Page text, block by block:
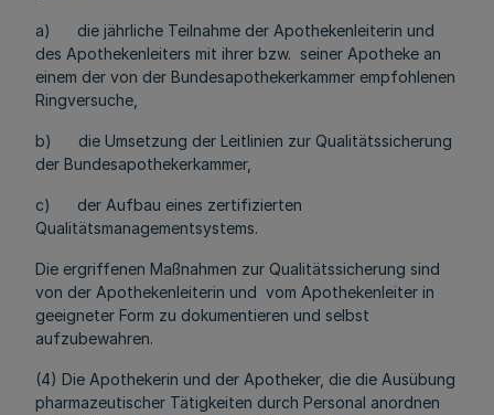
a) die jährliche Teilnahme der Apothekenleiterin und
des Apothekenleiters mit ihrer bzw. seiner Apotheke an
einem der von der Bundesapothekerkammer empfohlenen
Ringversuche,
b) die Umsetzung der Leitlinien zur Qualitätssicherung
der Bundesapothekerkammer,
c) der Aufbau eines zertifizierten
Qualitätsmanagementsystems.
Die ergriffenen Maßnahmen zur Qualitätssicherung sind
von der Apothekenleiterin und vom Apothekenleiter in
geeigneter Form zu dokumentieren und selbst
aufzubewahren.
(4) Die Apothekerin und der Apotheker, die die Ausübung
pharmazeutischer Tätigkeiten durch Personal anordnen